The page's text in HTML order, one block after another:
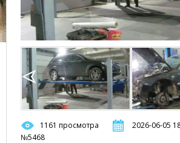
1161 просмотра
2026-06-05
№5468